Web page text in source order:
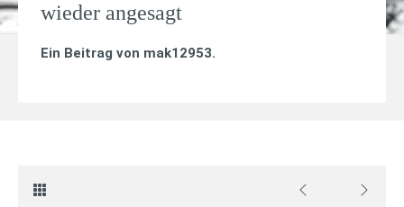
wieder angesagt
Ein Beitrag von mak12953.